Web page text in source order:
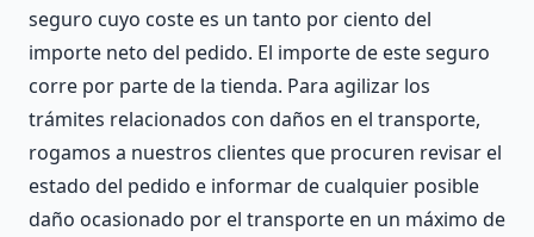
seguro cuyo coste es un tanto por ciento del
importe neto del pedido. El importe de este seguro
corre por parte de la tienda. Para agilizar los
trámites relacionados con daños en el transporte,
rogamos a nuestros clientes que procuren revisar el
estado del pedido e informar de cualquier posible
daño ocasionado por el transporte en un máximo de